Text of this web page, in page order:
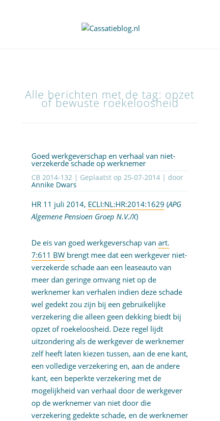
Alle berichten met de tag: opzet
of bewuste roekeloosheid
Goed werkgeverschap en verhaal van niet-
verzekerde schade op werknemer
CB 2014-132 | Geplaatst op 25-07-2014| door
Annike Dwars
HR 11 juli 2014, ECLI:NL:HR:2014:1629 (APG
Algemene Pensioen Groep N.V./X)
De eis van goed werkgeverschap van art.
7:611 BWbrengt mee dat een werkgever niet-
verzekerde schade aan een leaseauto van
meer dan geringe omvang niet op de
werknemer kan verhalen indien deze schade
wel gedekt zou zijn bij een gebruikelijke
verzekering die alleen geen dekking biedt bij
opzet of roekeloosheid. Deze regel lijdt
uitzondering als de werkgever de werknemer
zelf heeft laten kiezen tussen, aan de ene kant,
een volledige verzekering en, aan de andere
kant, een beperkte verzekering met de
mogelijkheid van verhaal door de werkgever
op de werknemer van niet door die
verzekering gedekte schade, en de werknemer